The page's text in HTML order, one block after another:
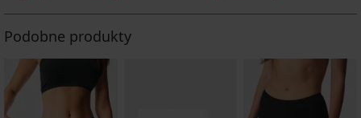
Podobne produkty